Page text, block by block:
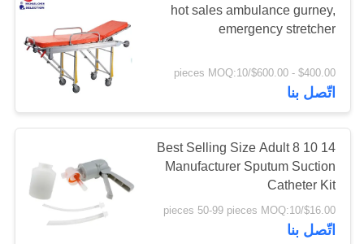
مستلزمات الرعاية
ضمادات الشريط
الطبي
135
hot sales ambulance gurney,
emergency stretcher
$400.00 - $600.00/pieces MOQ:10
اتّصل بنا
Best Selling Size Adult 8 10 14
Manufacturer Sputum Suction
Catheter Kit
$16.00/pieces 50-99 pieces MOQ:10
اتّصل بنا